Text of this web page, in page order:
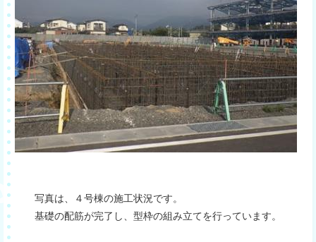
写真は、４号棟の施工状況です。
基礎の配筋が完了し、型枠の組み立てを行っています。